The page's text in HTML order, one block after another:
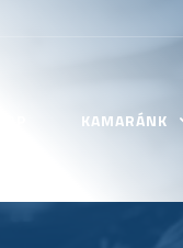
KAMARÁNK